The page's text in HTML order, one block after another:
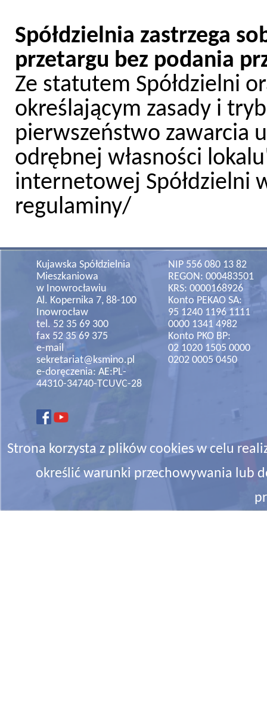
Spółdzielnia zastrzega
przetargu bez podania
Ze statutem Spółdzielni
określającym zasady i
pierwszeństwo zawarcia
odrębnej własności
internetowej Spółdzielni
regulaminy/
Kujawska Spółdzielnia
Mieszkaniowa
w Inowrocławiu
Al. Kopernika 7, 88-100
Inowrocław
tel. 52 35 69 300
fax 52 35 69 375
e-mail
sekretariat@ksmino.pl
e-doręczenia: AE:PL-
44310-34740-TCUVC-28
NIP 556 080 13 82
REGON: 000483501
KRS: 0000168926
Konto PEKAO SA:
95 1240 1196 1111
0000 1341 4982
Konto PKO BP:
02 1020 1505 0000
0202 0005 0450
Strona korzysta z plików cookies w celu
określić warunki przechowywania lub